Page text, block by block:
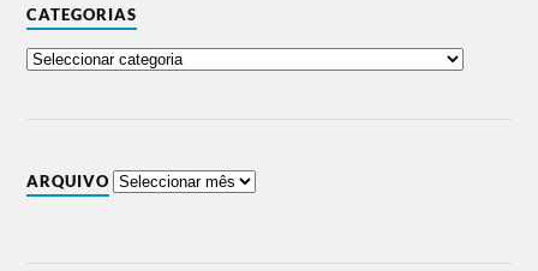
CATEGORIAS
ARQUIVO